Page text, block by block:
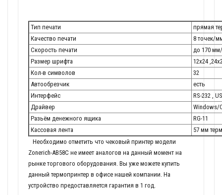
Тип печати
прямая
Качество печати
8 точек/
Скорость печати
до 170
Размер шрифта
12х24
Кол-в символов
32
Автообрезчик
есть
Интерфейс
RS-232 ,
Драйвер
Windows/
Разьём денежного ящика
RG-11
Кассовая лента
57 мм
Необходимо отметить что чековый принтер модели
Zonerich-AB58C не имеет аналогов на данный момент на
рынке торгового оборудования. Вы уже можете купить
данный термопринтер в офисе нашей компании. На
устройство предоставляется гарантия в 1 год.